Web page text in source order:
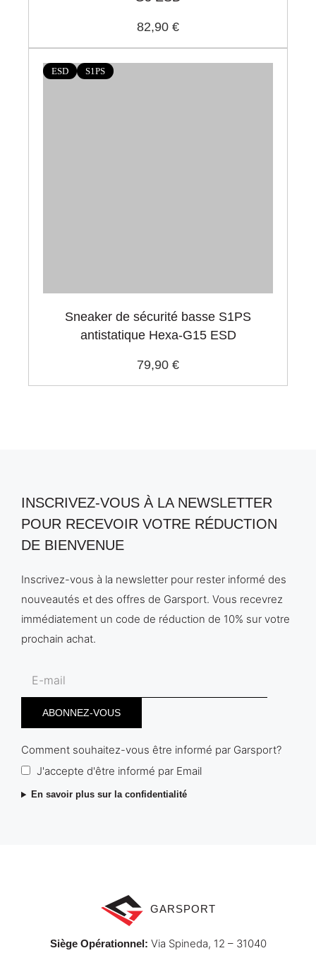
82,90 €
ESD S1PS
Sneaker de sécurité basse S1PS
antistatique Hexa-G15 ESD
79,90 €
INSCRIVEZ-VOUS À LA NEWSLETTER
POUR RECEVOIR VOTRE RÉDUCTION
DE BIENVENUE
Inscrivez-vous à la newsletter pour rester informé des
nouveautés et des offres de Garsport. Vous recevrez
immédiatement un code de réduction de 10% sur votre
prochain achat.
Comment souhaitez-vous être informé par Garsport?
J'accepte d'être informé par Email
En savoir plus sur la confidentialité
GARSPORT
Siège Opérationnel: Via Spineda, 12 – 31040